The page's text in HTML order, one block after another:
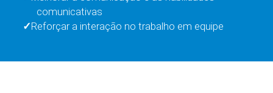
comunicativas
Reforçar a interação no trabalho em equipe